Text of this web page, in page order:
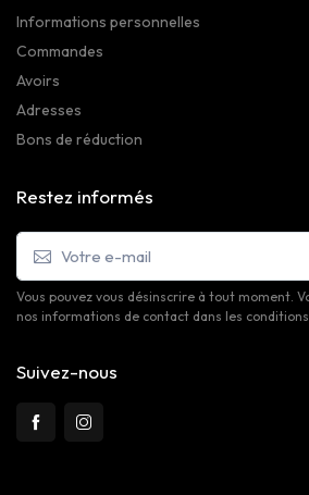
Informations personnelles
Commandes
Avoirs
Adresses
Bons de réduction
Restez informés
Vous pouvez vous désinscrire à tout moment.
nos informations de contact dans les
Suivez-nous